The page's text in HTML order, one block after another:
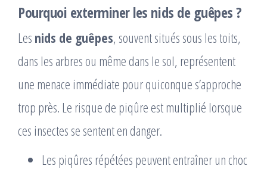
Pourquoi exterminer les nids de guêpes ?
Les nids de guêpes, souvent situés sous les toits,
dans les arbres ou même dans le sol, représentent
une menace immédiate pour quiconque s’approche
trop près. Le risque de piqûre est multiplié lorsque
ces insectes se sentent en danger.
Les piqûres répétées peuvent entraîner un choc